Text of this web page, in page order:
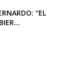
“EL